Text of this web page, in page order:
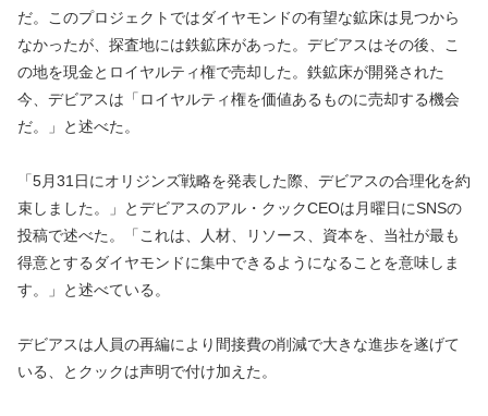
だ。このプロジェクトではダイヤモンドの有望な鉱床は見つから
なかったが、探査地には鉄鉱床があった。デビアスはその後、こ
の地を現金とロイヤルティ権で売却した。鉄鉱床が開発された
今、デビアスは「ロイヤルティ権を価値あるものに売却する機会
だ。」と述べた。
「5月31日にオリジンズ戦略を発表した際、デビアスの合理化を約
束しました。」とデビアスのアル・クックCEOは月曜日にSNSの
投稿で述べた。「これは、人材、リソース、資本を、当社が最も
得意とするダイヤモンドに集中できるようになることを意味しま
す。」と述べている。
デビアスは人員の再編により間接費の削減で大きな進歩を遂げて
いる、とクックは声明で付け加えた。